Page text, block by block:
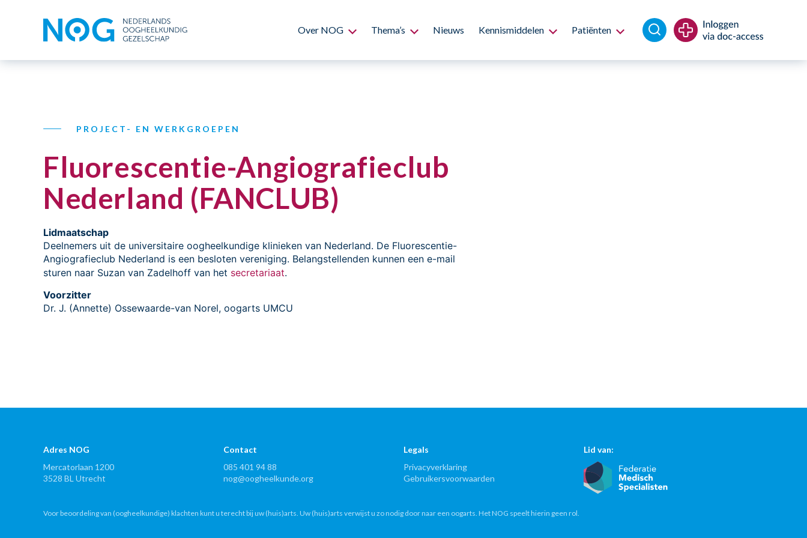
Over NOG Thema’s Nieuws Kennismiddelen Patiënten
PROJECT- EN WERKGROEPEN
Fluorescentie-Angiografieclub
Nederland (FANCLUB)
Lidmaatschap
Deelnemers uit de universitaire oogheelkundige klinieken van Nederland. De Fluorescentie-
Angiografieclub Nederland is een besloten vereniging. Belangstellenden kunnen een e-mail
sturen naar Suzan van Zadelhoff van het secretariaat.
Voorzitter
Dr. J. (Annette) Ossewaarde-van Norel, oogarts UMCU
Adres NOG
Mercatorlaan 1200
3528 BL Utrecht
Contact
085 401 94 88
nog@oogheelkunde.org
Legals
Privacyverklaring
Gebruikersvoorwaarden
Lid van:
Voor beoordeling van (oogheelkundige) klachten kunt u terecht bij uw (huis)arts. Uw (huis)arts verwijst u zo nodig door naar een oogarts. Het NOG speelt hierin geen rol.